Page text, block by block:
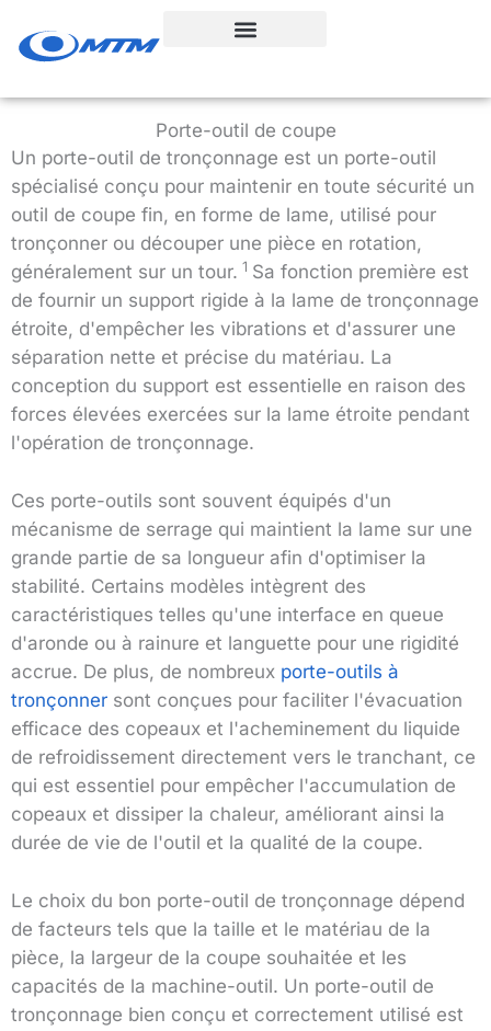
au
Porte-outil de coupe
Un porte-outil de tronçonnage est un porte-outil
spécialisé conçu pour maintenir en toute sécurité un
outil de coupe fin, en forme de lame, utilisé pour
tronçonner ou découper une pièce en rotation,
généralement sur un tour. 1 Sa fonction première est
de fournir un support rigide à la lame de tronçonnage
étroite, d'empêcher les vibrations et d'assurer une
séparation nette et précise du matériau. La
conception du support est essentielle en raison des
forces élevées exercées sur la lame étroite pendant
l'opération de tronçonnage.
Ces porte-outils sont souvent équipés d'un
mécanisme de serrage qui maintient la lame sur une
grande partie de sa longueur afin d'optimiser la
stabilité. Certains modèles intègrent des
caractéristiques telles qu'une interface en queue
d'aronde ou à rainure et languette pour une rigidité
accrue. De plus, de nombreux porte-outils à
tronçonner sont conçues pour faciliter l'évacuation
efficace des copeaux et l'acheminement du liquide
de refroidissement directement vers le tranchant, ce
qui est essentiel pour empêcher l'accumulation de
copeaux et dissiper la chaleur, améliorant ainsi la
durée de vie de l'outil et la qualité de la coupe.
Le choix du bon porte-outil de tronçonnage dépend
de facteurs tels que la taille et le matériau de la
pièce, la largeur de la coupe souhaitée et les
capacités de la machine-outil. Un porte-outil de
tronçonnage bien conçu et correctement utilisé est